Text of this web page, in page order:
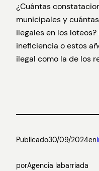
¿Cuántas
municipales y
ilegales en los
ineficiencia o estos
ilegal como la de los
Publicado30/09/2024en
porAgencia labarriada